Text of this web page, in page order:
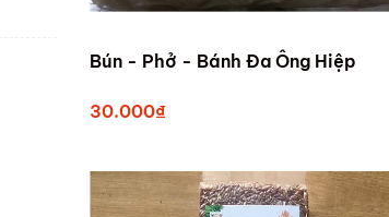
Bún - Phở - Bánh Đa Ông Hiệp
30.000₫